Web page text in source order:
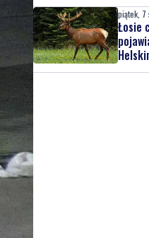
piątek,
Łosie